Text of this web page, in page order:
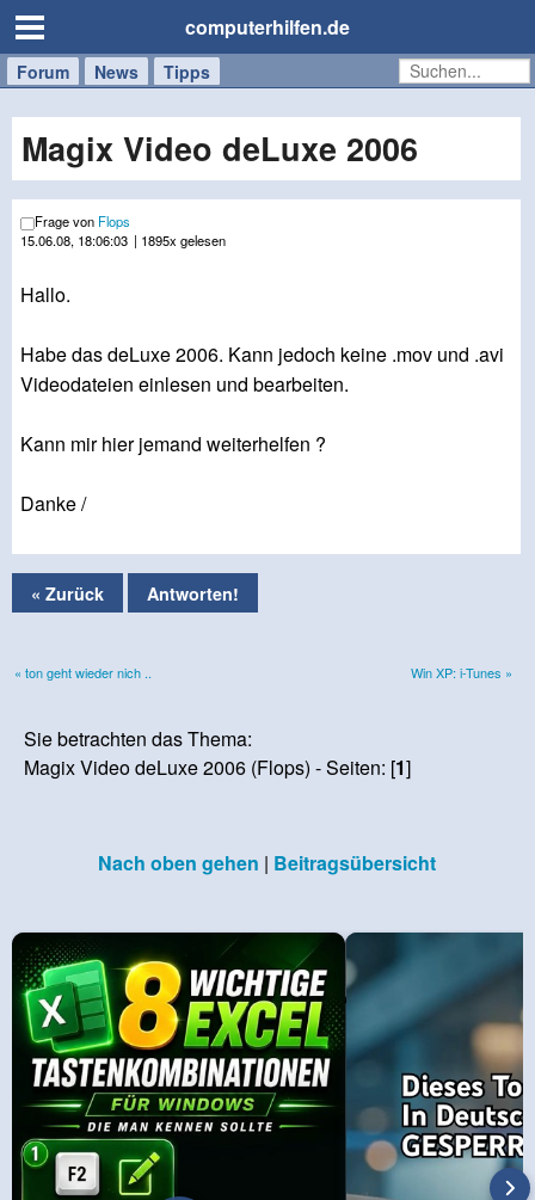
computerhilfen.de
Forum News Tipps
Handy
Tablet
Windows
Mac
Magix Video deLuxe 2006
Frage von Flops
15.06.08, 18:06:03 | 1895x gelesen
Hallo.
Habe das deLuxe 2006. Kann jedoch keine .mov und .avi
Videodateien einlesen und bearbeiten.
Kann mir hier jemand weiterhelfen ?
Danke /
« Zurück Antworten!
« ton geht wieder nich .. Win XP: i-Tunes »
Sie betrachten das Thema:
Magix Video deLuxe 2006 (Flops) - Seiten: [1]
Nach oben gehen | Beitragsübersicht